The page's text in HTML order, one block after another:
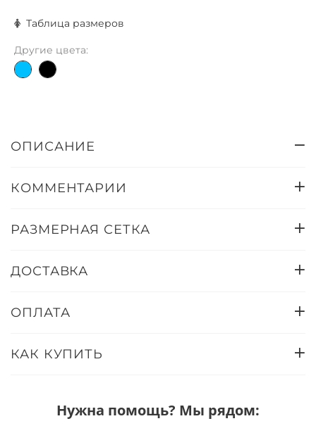
Таблица размеров
Другие цвета:
ОПИСАНИЕ
КОММЕНТАРИИ
РАЗМЕРНАЯ СЕТКА
ДОСТАВКА
ОПЛАТА
КАК КУПИТЬ
Нужна помощь? Мы рядом: